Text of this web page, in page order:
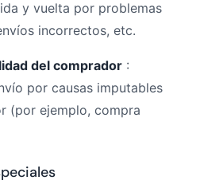
y vuelta por problemas
incorrectos, etc.
del comprador :
por causas imputables
(por ejemplo, compra